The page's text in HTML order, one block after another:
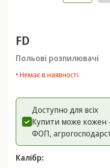
FD
Польові розпилювачі
• Немає в наявності
Доступно для всіх
Купити може кожен
ФОП,
Калібр: